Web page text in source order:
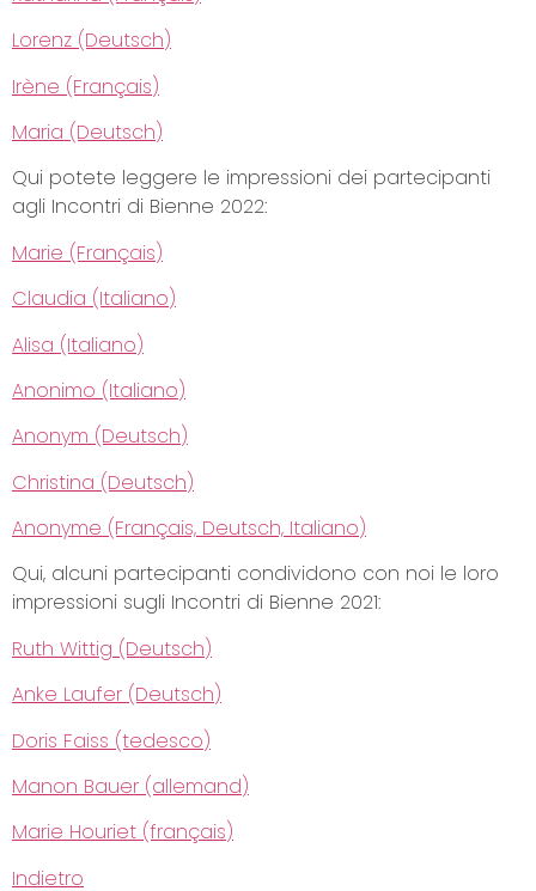
Lorenz (Deutsch)
Irène (Français)
Maria (Deutsch)
Qui potete leggere le impressioni dei partecipanti
agli Incontri di Bienne 2022:
Marie (Français)
Claudia (Italiano)
Alisa (Italiano)
Anonimo (Italiano)
Anonym (Deutsch)
Christina (Deutsch)
Anonyme (Français, Deutsch, Italiano)
Qui, alcuni partecipanti condividono con noi le loro
impressioni sugli Incontri di Bienne 2021:
Ruth Wittig (Deutsch)
Anke Laufer (Deutsch)
Doris Faiss (tedesco)
Manon Bauer (allemand)
Marie Houriet (français)
Indietro